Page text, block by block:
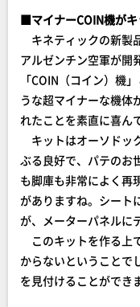
■マイナーCOIN機がキ
キネティックの新製
アルゼンチン空軍が開
「COIN（コイン）機
うな超マイナーな機体
れたことを素直に喜ん
キットはオーソドッ
ぶる良好で、パテのお
も脚庫も非常によく再
がありますね。シート
が、メーターパネルに
このキットを作る上
からないということで
を見付けることができ